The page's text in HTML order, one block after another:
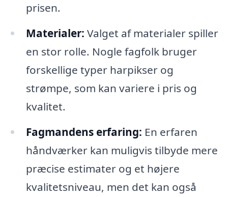
prisen.
Materialer: Valget af materialer spiller
en stor rolle. Nogle fagfolk bruger
forskellige typer harpikser og
strømpe, som kan variere i pris og
kvalitet.
Fagmandens erfaring: En erfaren
håndværker kan muligvis tilbyde mere
præcise estimater og et højere
kvalitetsniveau, men det kan også